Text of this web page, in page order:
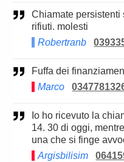
Chiamate persistenti sul cellulare anche dopo i miei
rifiuti. molesti
Robertranb
Fuffa dei
Marco
Io ho ricevuto la chiamata di questo individuo alle
14. 30 di oggi,
una che si finge
Argisbilisim